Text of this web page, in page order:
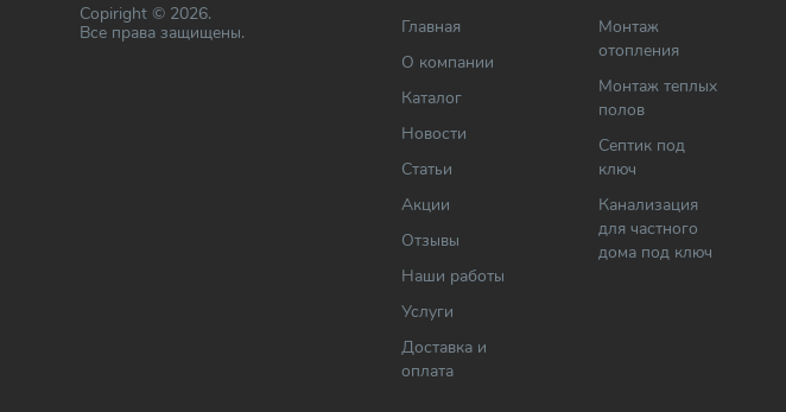
Copiright © 2026.
Все права защищены.
Главная
О компании
Каталог
Новости
Статьи
Акции
Отзывы
Наши работы
Услуги
Доставка и
оплата
Монтаж
отопления
Монтаж теплых
полов
Септик под
ключ
Канализация
для частного
дома под ключ